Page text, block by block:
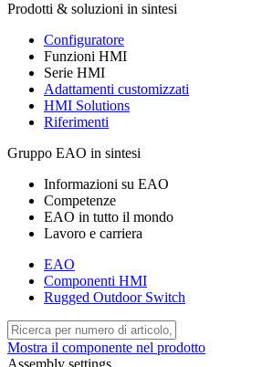
Prodotti & soluzioni in sintesi
Configuratore
Funzioni HMI
Serie HMI
Adattamenti customizzati
HMI Solutions
Riferimenti
Gruppo EAO in sintesi
Informazioni su EAO
Competenze
EAO in tutto il mondo
Lavoro e carriera
EAO
Componenti HMI
Rugged Outdoor Switch
Mostra il componente nel prodotto